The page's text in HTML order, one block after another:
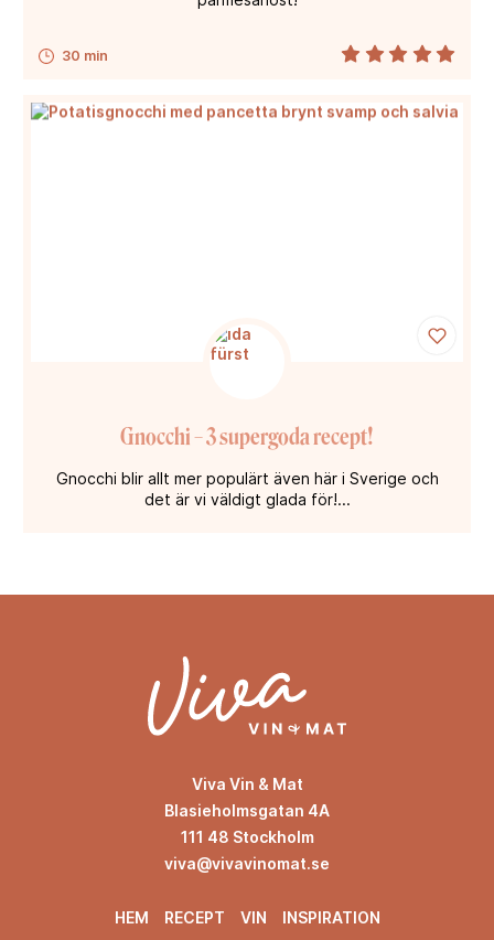
30 min
Gnocchi – 3 supergoda recept!
Gnocchi blir allt mer populärt även här i Sverige och
det är vi väldigt glada för!...
Viva Vin & Mat
Blasieholmsgatan 4A
111 48 Stockholm
viva@vivavinomat.se
HEM RECEPT VIN INSPIRATION